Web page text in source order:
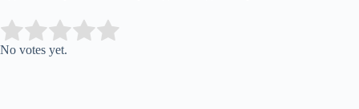
Rate this item:
No votes yet.